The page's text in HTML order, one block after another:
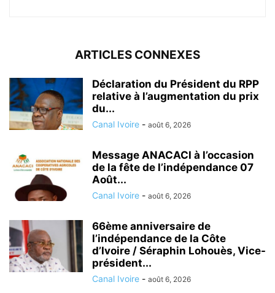
ARTICLES CONNEXES
Déclaration du Président du RPP
relative à l’augmentation du prix
du...
Canal Ivoire - août 6, 2026
Message ANACACI à l’occasion
de la fête de l’indépendance 07
Août...
Canal Ivoire - août 6, 2026
66ème anniversaire de
l’indépendance de la Côte
d’Ivoire / Séraphin Lohouès, Vice-
président...
Canal Ivoire - août 6, 2026